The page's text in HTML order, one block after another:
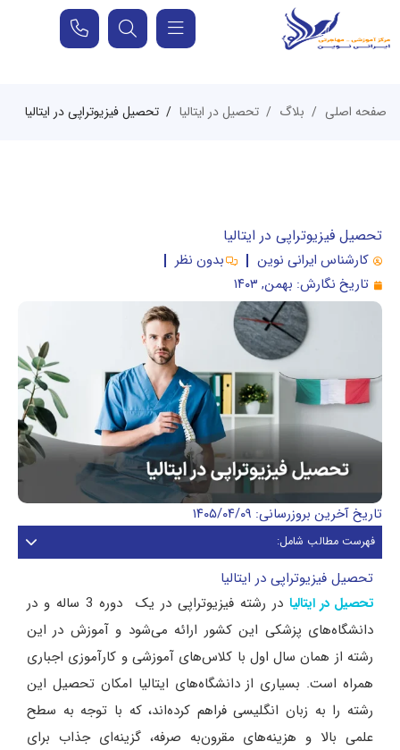
صفحه اصلی بلاگ تحصیل در ایتالیا تحصیل فیزیوتراپی در ایتالیا
تحصیل فیزیوتراپی در ایتالیا
کارشناس ایرانی نوین
بدون نظر
تاریخ نگارش: بهمن, ۱۴۰۳
تاریخ آخرین بروزرسانی: ۱۴۰۵/۰۴/۰۹
فهرست مطالب شامل:
تحصیل فیزیوتراپی در ایتالیا
تحصیل در ایتالیا
در رشته فیزیوتراپی در یک دوره 3 ساله و در
دانشگاه‌های پزشکی این کشور ارائه می‌شود و آموزش در این
رشته از همان سال اول با کلاس‌های آموزشی و کارآموزی اجباری
همراه است. بسیاری از دانشگاه‌های ایتالیا امکان تحصیل این
رشته را به زبان انگلیسی فراهم کرده‌اند، که با توجه به سطح
علمی بالا و هزینه‌های مقرون‌به ‌صرفه، گزینه‌ای جذاب برای